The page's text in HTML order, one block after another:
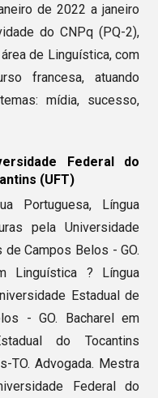
de 2022 a janeiro
do CNPq (PQ-2),
de Linguística, com
francesa, atuando
mídia, sucesso,
Federal do
(UFT)
Portuguesa, Língua
pela Universidade
de Campos Belos - GO.
Linguística ? Língua
Estadual de
- GO. Bacharel em
do Tocantins
TO. Advogada. Mestra
Federal do